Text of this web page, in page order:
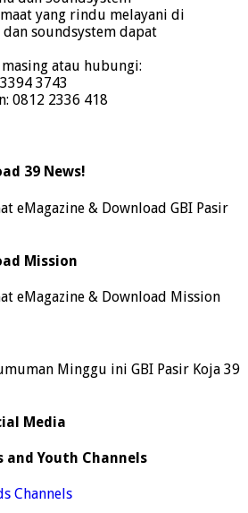
yang rindu melayani di
dan soundsystem dapat
atau hubungi:
3743
0812 2336 418
39 News!
eMagazine & Download GBI Pasir
Mission
eMagazine & Download Mission
Minggu ini GBI Pasir Koja 39
Media
and Youth Channels